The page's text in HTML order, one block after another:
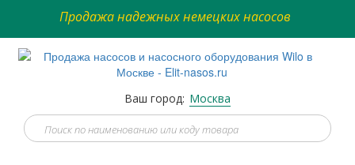
Продажа надежных немецких насосов
Ваш город: Москва